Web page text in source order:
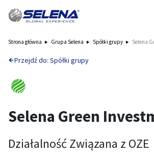
Strona główna Grupa Selena Spółki grupy Selena
Przejdź do: Spółki grupy
Selena Green
Działalność Związana z OZE